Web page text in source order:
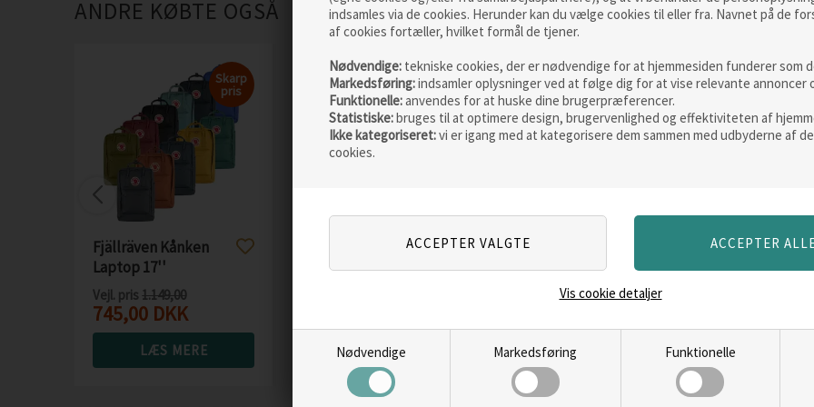
indsamles via de cookies. Herunder kan du vælge cookies til eller fra. Navnet på de
af cookies fortæller, hvilket formål de tjener.
Nødvendige: tekniske cookies, der er nødvendige for at hjemmesiden funderer som
Markedsføring:indsamler oplysninger ved at følge dig for at vise relevante annoncer
Funktionelle:anvendes for at huske dine brugerpræferencer.
Statistiske:bruges til at optimere design, brugervenlighed og effektiviteten af
Ikke kategoriseret:vi er igang med at kategorisere dem sammen med udbyderne af
cookies.
Nødvendige Markedsføring Funktionelle
Vis cookie detaljer
ANDRE KØBTE OGSÅ
Skarp
pris
Fjällräven Kånken
Laptop 17''
Vejl. pris 1.149,00
745,00 DKK
LÆS MERE
Skarp
pris
Fjällräven Räven 28
L rygsæk
LÆS MERE
Skarp
pris
L taske
Vejl. pris799,00
Fjällräven
standard